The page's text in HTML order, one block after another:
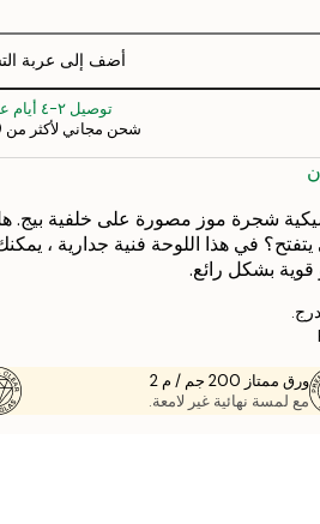
أضف إلى عربة
توصيل ٢-٤ أيام عمل
شحن مجاني لأكثر من ‏299 د.إ.‏
شجرة موز مصورة على خلفية بيج. هل
في هذا اللوحة فنية جدارية ،
قوية بشكل رائع.
ورق ممتاز 200 جم / م 2
مع لمسة نهائية غير لامعة.